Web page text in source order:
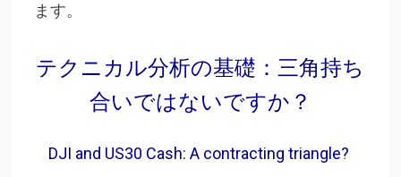
ます。
テクニカル分析の基礎：三角持ち
合いではないですか？
DJI and US30 Cash: A contracting triangle?